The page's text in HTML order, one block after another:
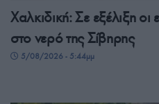
Χαλκιδική: Σε εξέλιξη οι
στο νερό της Σίβηρης
5/08/2026 - 5:44μμ